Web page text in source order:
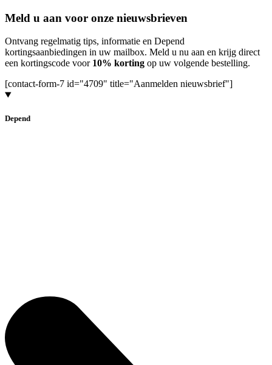
Meld u aan voor onze nieuwsbrieven
Ontvang regelmatig tips, informatie en Depend
kortingsaanbiedingen in uw mailbox. Meld u nu aan en krijg direct
een kortingscode voor 10% korting op uw volgende bestelling.
[contact-form-7 id="4709" title="Aanmelden nieuwsbrief"]
Depend